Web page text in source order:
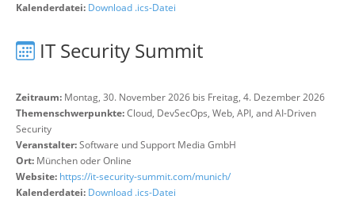
Kalenderdatei: Download .ics-Datei
IT Security Summit
Zeitraum: Montag, 30. November 2026 bis Freitag, 4. Dezember 2026
Themenschwerpunkte:Cloud, DevSecOps, Web, API, and AI-Driven
Security
Veranstalter:Software und Support Media GmbH
Ort: München oder Online
Website: https://it-security-summit.com/munich/
Kalenderdatei: Download .ics-Datei